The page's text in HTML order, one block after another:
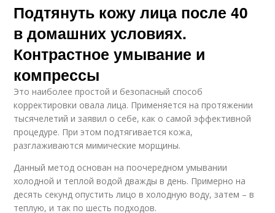
Подтянуть кожу лица после 40
в домашних условиях.
Контрастное умывание и
компрессы
Это наиболее простой и безопасный способ
корректировки овала лица. Применяется на протяжении
тысячелетий и заявил о себе, как о самой эффективной
процедуре. При этом подтягивается кожа,
разглаживаются мимические морщины.
Данный метод основан на поочередном умывании
холодной и теплой водой дважды в день. Примерно на
десять секунд опустить лицо в холодную воду, затем – в
теплую, и так по шесть подходов.